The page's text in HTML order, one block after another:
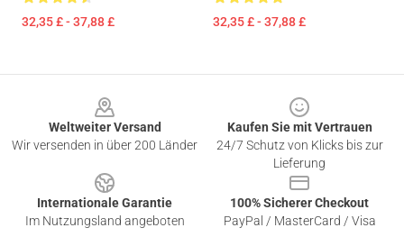
32,35 £ - 37,88 £ 32,35 £ - 37,88 £
Weltweiter Versand
Wir versenden in über 200 Länder
Kaufen Sie mit Vertrauen
24/7 Schutz von Klicks bis zur
Lieferung
Internationale Garantie
Im Nutzungsland angeboten
100% Sicherer Checkout
PayPal / MasterCard / Visa